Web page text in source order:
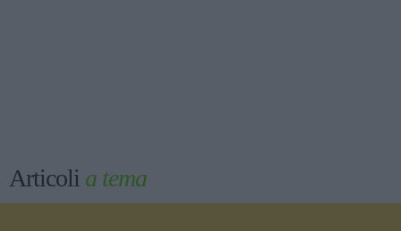
Articoli a tema